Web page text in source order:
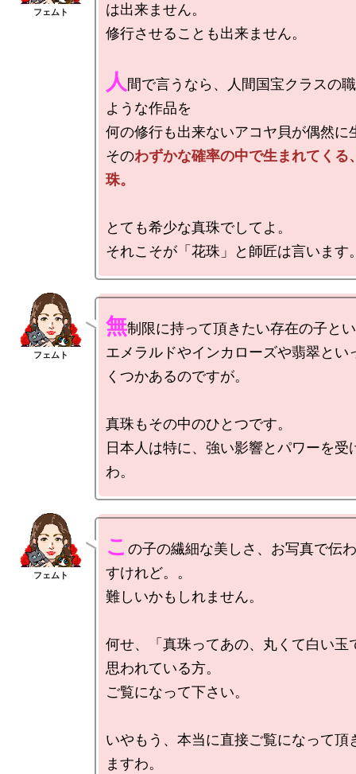
は出来ません。
修行させることも出来ません。
人間で言うなら、人間国宝クラスの
ような作品を
何の修行も出来ないアコヤ貝が偶然に
そのわずかな確率の中で生まれてくる
珠。
とても希少な真珠でしてよ。
無制限に持って頂きたい存在の子と
エメラルドやインカローズや翡翠とい
くつかあるのですが。
真珠もその中のひとつです。
日本人は特に、強い影響とパワーを受
こ の子の繊細な美しさ、お写真で伝
すけれど。。
難しいかもしれません。
何せ、「真珠ってあの、丸くて白い玉
思われている方。
ご覧になって下さい。
いやもう、本当に直接ご覧になって頂